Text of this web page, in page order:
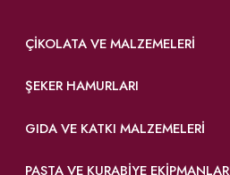
ÇIKOLATA VE MALZEMELERI
ŞEKER HAMURLARI
GIDA VE KATKI MALZEMELERI
PASTA VE KURABIYE